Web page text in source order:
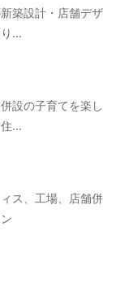
築設計・店舗デザ
...
設の子育てを楽し
...
ス、工場、店舗併